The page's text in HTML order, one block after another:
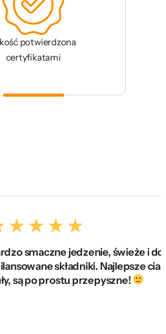
potwierdzona
certyfikatami
jedzenie, świeże i dobrze
składniki. Najlepsze ciasta i
prostu przepyszne!